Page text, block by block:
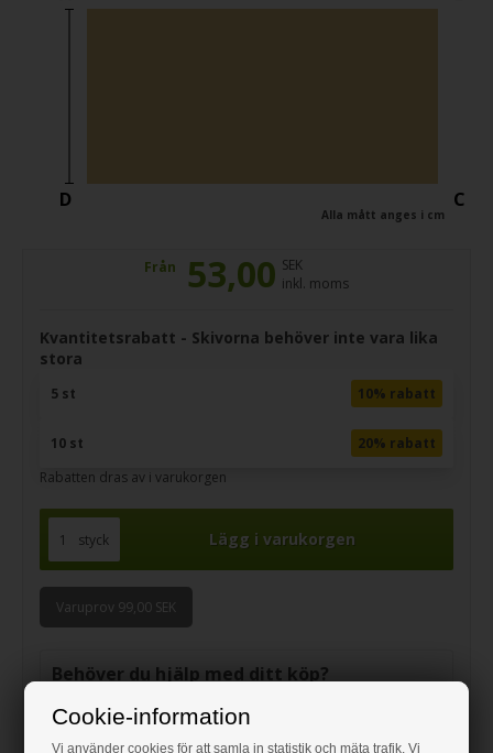
Cookie-information
Vi använder cookies för att samla in statistik och mäta trafik. Vi
C
D
Alla mått anges i cm
Från 53,00 SEK
inkl. moms
Kvantitetsrabatt - Skivorna behöver inte vara lika
stora
5 st 10% rabatt
10 st
20% rabatt
Rabatten dras av i varukorgen
styck
Varuprov 99,00 SEK
Behöver du hjälp med ditt köp?